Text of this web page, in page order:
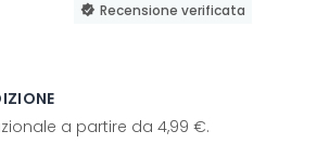
Recensione verificata
a partire da 4,99 €.